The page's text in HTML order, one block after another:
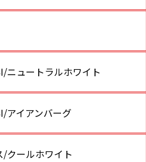
ニュートラルホワイト
アイアンバーグ
クールホワイト